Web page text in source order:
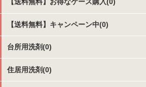
【送料無料】お得なケース購入(0)
【送料無料】キャンペーン中(0)
台所用洗剤(0)
住居用洗剤(0)